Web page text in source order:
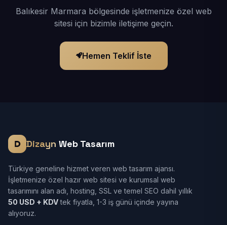
Balıkesir Marmara bölgesinde işletmenize özel web
sitesi için bizimle iletişime geçin.
Hemen Teklif İste
Dizayn Web Tasarım
Türkiye geneline hizmet veren web tasarım ajansı.
İşletmenize özel hazır web sitesi ve kurumsal web
tasarımını alan adı, hosting, SSL ve temel SEO dahil yıllık
50 USD + KDVtek fiyatla, 1-3 iş günü içinde yayına
alıyoruz.